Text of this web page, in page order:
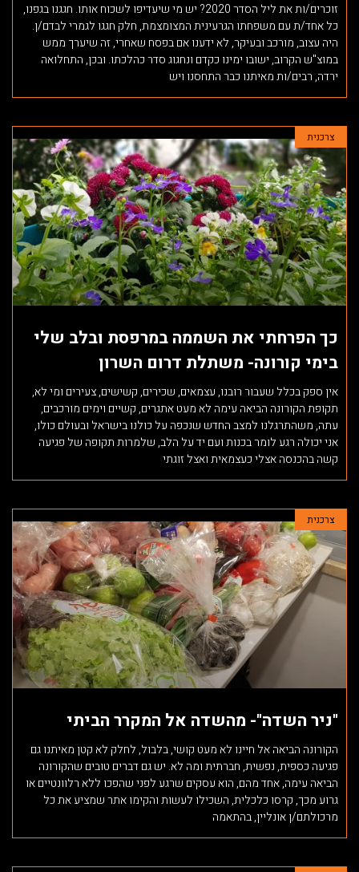
זוכרים/ות את ליל הסדר 2020? יש מי שיעדיפו לשכוח אותו. חגגנו בגפנו,
כל אחד/ת עם משפחתו הגרעינית המצומצמת, חלק חגגו לגמרי לבדם/ן.
היה עצוב, מורכב ובעיקר, לא ידענו אם בפסח שאחרי, זה שיערך ממש
במוצ"ש הקרוב, ישובו ימינו כקדם ונחגוג סדר כהלכתו. ובכן, התחלואה
ירדה, רבים/ות מאיתנו כבר התחסנו ויש
צרכנית
כך הפרחתי את השממה במרפסת ובלב שלי
בימי קורונה- משתלת דרום השרון
אין ספק בכלל שעבור רובנו, עצמאים, שכירים, קשישים, צעירים ומי לא,
תקופת הקורונה הביאה עימה לא מעט אתגרים, קשיים וימים מורכבים,
עתה, משהתרגלנו למצב החדש שנכפה על כולנו בישראל ובעולם כולו,
אני יכולה רגע לומר בכנות ועם יד על הלב, שלמרות תקופה של פגיעה
קשה בהכנסה אצלי כעצמאית ואצל זוגתי
צרכנית
"ניר השדה"- מהשדה אל המקרר הביתי
הקורונה הביאה אל חיינו לא מעט קושי, בלבול, לחלק לא קטן מאיתנו גם
פגיעה כספית, נפשית, חברתית ומה לא. יש גם דברים טובים שהקורונה
הביאה עימה, אחד מהם, הוא עסקים שרגע לפני שהפכו ללא רלוונטיים או
גרוע מכך, קרסו כלכלית, השכילו לעשות והקימו אתר שמציע את כל
מרכולתם/ן אונליין, בהתאמה